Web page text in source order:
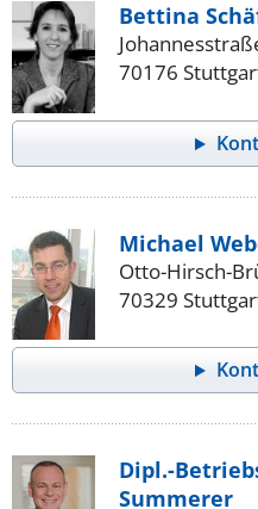
Bettina
70176
Michael
Otto-Hirsch-
70329
Dipl.-
Summerer